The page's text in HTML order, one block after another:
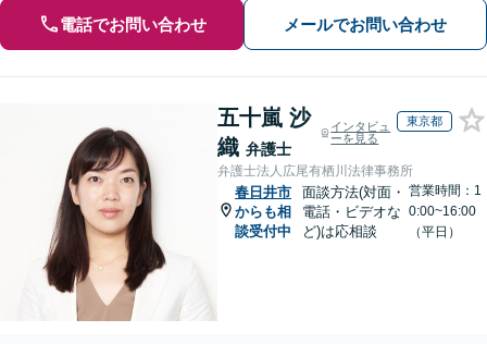
電話でお問い合わせ メールでお問い合わせ
五十嵐 沙
織 弁護士
インタビュ
ーを見る
東京都
弁護士法人広尾有栖川法律事務所
春日井市
からも相
談受付中
面談方法(対面・
電話・ビデオな
ど)は応相談
営業時間：1
0:00~16:00
（平日）